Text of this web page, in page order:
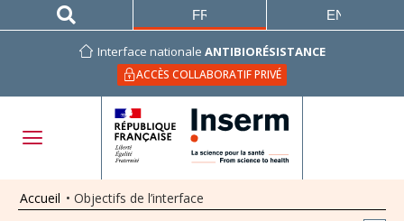
Interface nationale ANTIBIORÉSISTANCE
ACCÈS COLLABORATIF PRIVÉ
FRANÇAIS ENGLISH
Accueil • Objectifs de l’interface